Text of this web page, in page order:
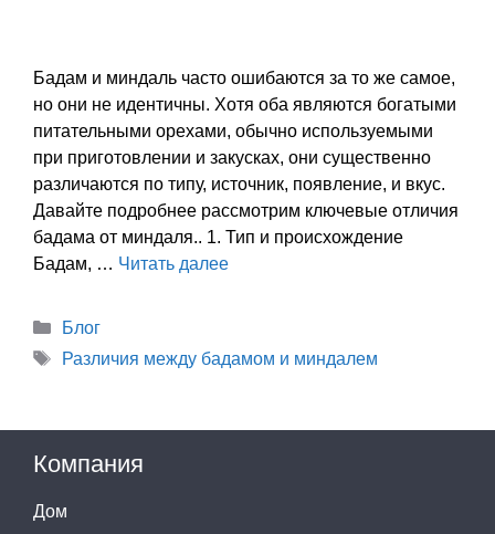
Бадам и миндаль часто ошибаются за то же самое,
но они не идентичны. Хотя оба являются богатыми
питательными орехами, обычно используемыми
при приготовлении и закусках, они существенно
различаются по типу, источник, появление, и вкус.
Давайте подробнее рассмотрим ключевые отличия
бадама от миндаля.. 1. Тип и происхождение
Бадам, … Читать далее
Категории
Блог
Теги
Различия между бадамом и миндалем
Компания
Дом